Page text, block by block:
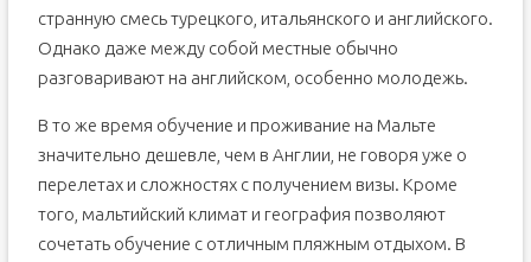
странную смесь турецкого, итальянского и английского.
Однако даже между собой местные обычно
разговаривают на английском, особенно молодежь.
В то же время обучение и проживание на Мальте
значительно дешевле, чем в Англии, не говоря уже о
перелетах и сложностях с получением визы. Кроме
того, мальтийский климат и география позволяют
сочетать обучение с отличным пляжным отдыхом. В